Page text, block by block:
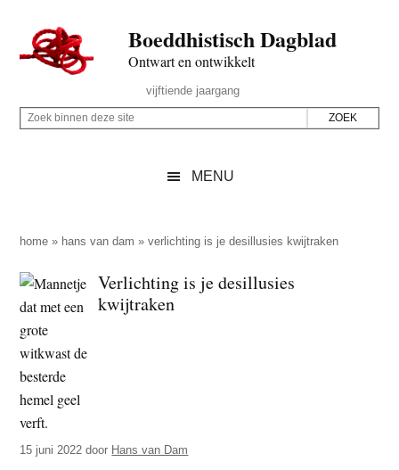
naar
de
inhoud
secondary
naar
de
sidebar
naar
de
Boeddhistisch Dagblad
Ontwart en ontwikkelt
Rechts
vijftiende jaargang
Z
p
d
e
z
e
s
i
t
e
Z
i
n
e
n
d
e
z
e
s
MENU
home » hans van dam »verlichting is je desillusies kwijtraken
Verlichting is je desillusies
kwijtraken
15 juni 2022 door Hans van Dam